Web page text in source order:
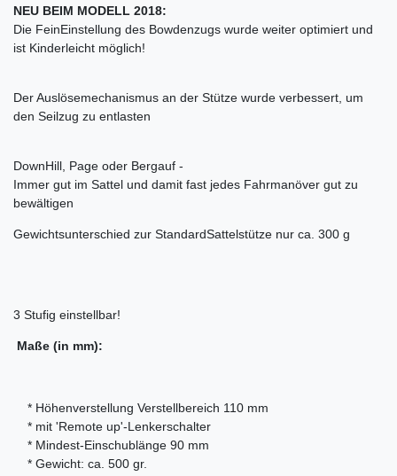
NEU BEIM MODELL 2018:
Die FeinEinstellung des Bowdenzugs wurde weiter optimiert und
ist Kinderleicht möglich!
Der Auslösemechanismus an der Stütze wurde verbessert, um
den Seilzug zu entlasten
DownHill, Page oder Bergauf -
Immer gut im Sattel und damit fast jedes Fahrmanöver gut zu
bewältigen
Gewichtsunterschied zur StandardSattelstütze nur ca. 300 g
3 Stufig einstellbar!
Maße (in mm):
* Höhenverstellung Verstellbereich 110 mm
* mit 'Remote up'-Lenkerschalter
* Mindest-Einschublänge 90 mm
* Gewicht: ca. 500 gr.